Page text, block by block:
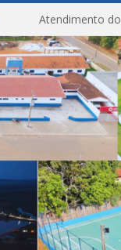
Atendimento do